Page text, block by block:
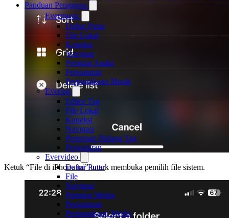
Panduan Pengguna
Evermusic
Daftar Putar
File Lokal
Koneksi
Navigasi
Pemutar Audio
Pengaturan
Perpustakaan Musik
Evertag
Editor Tag
File Lokal
Koneksi
Navigasi
Pemetaan Bidang Tag
Pengaturan
Evervideo
Daftar Putar
File
Navigasi
Pemutar Media
Pengaturan
Perpustakaan Media
Ketuk “File di iPhone ini” untuk membuka pemilih file sistem.